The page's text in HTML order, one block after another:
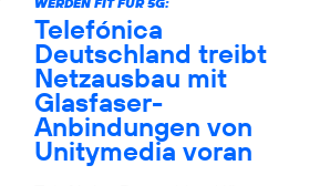
Telefónica
Deutschland treibt
Netzausbau mit
Glasfaser-
Anbindungen von
Unitymedia voran